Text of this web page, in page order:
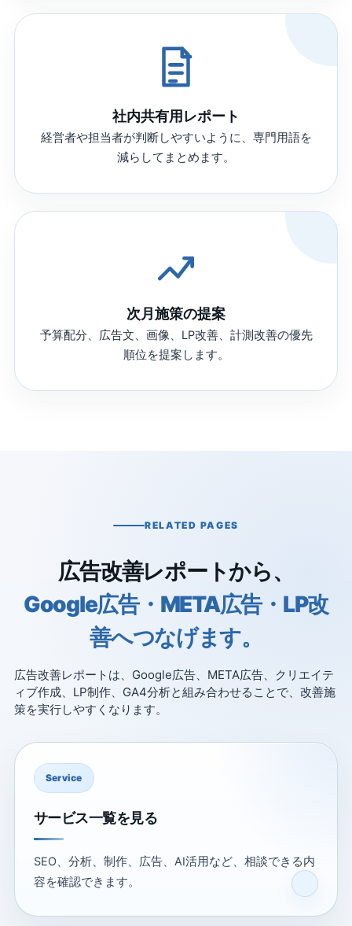
社内共有用レポート
経営者や担当者が判断しやすいように、専門用語を
減らしてまとめます。
次月施策の提案
予算配分、広告文、画像、LP改善、計測改善の優先
順位を提案します。
RELATED PAGES
広告改善レポートから、
Google広告・META広告・LP改
善へつなげます。
広告改善レポートは、Google広告、META広告、クリエイテ
ィブ作成、LP制作、GA4分析と組み合わせることで、改善施
策を実行しやすくなります。
Service
サービス一覧を見る
SEO、分析、制作、広告、AI活用など、相談できる内
容を確認できます。